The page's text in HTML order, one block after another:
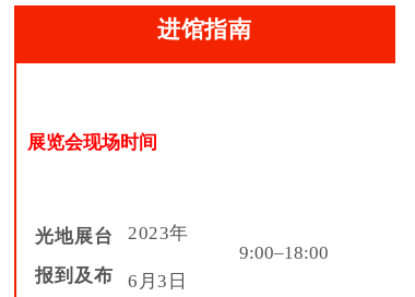
进馆指南
展览会现场时间
光地展台
报到及布
2023年
6月3日
9:00–18:00